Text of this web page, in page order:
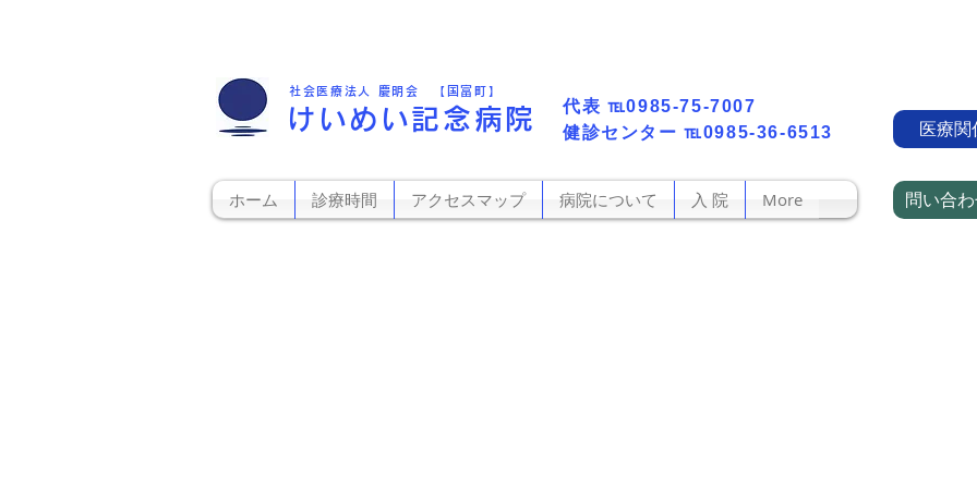
​健診センター℡0985-36-6513
社会医療法人 慶明会 【国富町】
けいめい記念病院 代表​ ℡0985-75-7007
医療関
ホーム 診療時間 アクセスマップ 病院について 入 院 More 問い合